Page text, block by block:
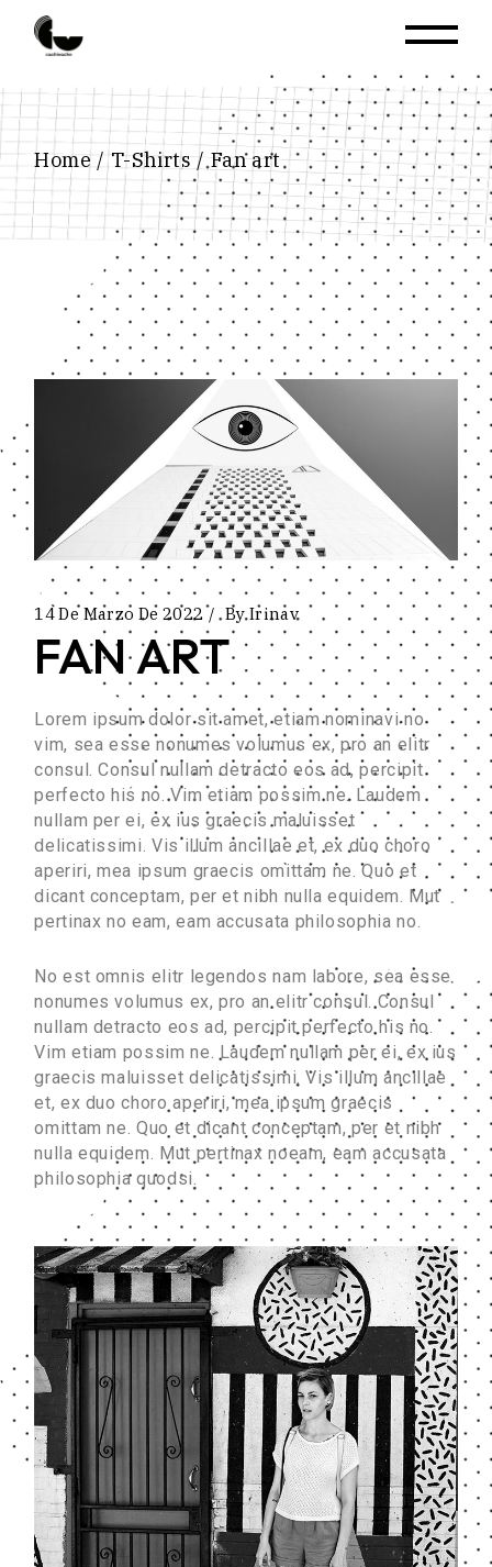
Home T-Shirts Fan art
14 De Marzo De 2022 ByIrinav
FAN ART
Lorem ipsum dolor sit amet, etiam nominavi no
vim, sea esse nonumes volumus ex, pro an elitr
consul. Consul nullam detracto eos ad, percipit
perfecto his no. Vim etiam possim ne. Laudem
nullam per ei, ex ius graecis maluisset
delicatissimi. Vis illum ancillae et, ex duo choro
aperiri, mea ipsum graecis omittam ne. Quo et
dicant conceptam, per et nibh nulla equidem. Mut
pertinax no eam, eam accusata philosophia no.
No est omnis elitr legendos nam labore, sea esse
nonumes volumus ex, pro an elitr consul. Consul
nullam detracto eos ad, percipit perfecto his no.
Vim etiam possim ne. Laudem nullam per ei, ex ius
graecis maluisset delicatissimi. Vis illum ancillae
et, ex duo choro aperiri, mea ipsum graecis
omittam ne. Quo et dicant conceptam, per et nibh
nulla equidem. Mut pertinax noeam, eam accusata
philosophia quodsi.